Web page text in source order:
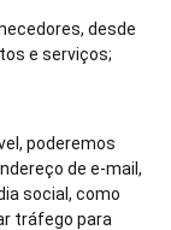
desde
e serviços;
poderemos
de e-mail,
social, como
tráfego para